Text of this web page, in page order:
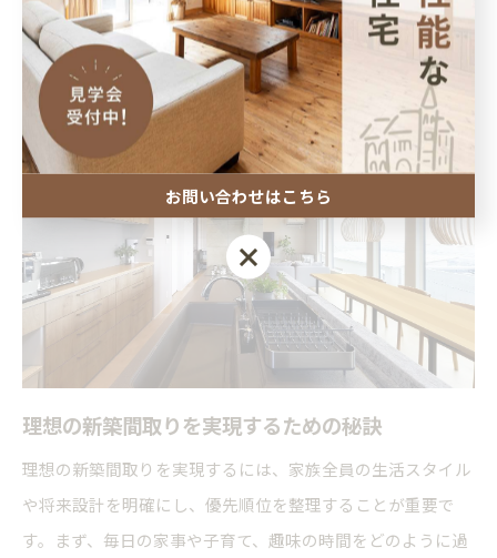
した設計が必要です。
理想の新築間取りを実現するための秘訣
理想の新築間取りを実現するには、家族全員の生活スタイル
や将来設計を明確にし、優先順位を整理することが重要で
す。まず、毎日の家事や子育て、趣味の時間をどのように過
お問い合わせはこちら
お問い合わせはこちら